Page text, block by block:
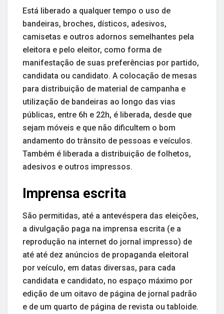
Está liberado a qualquer tempo o uso de
bandeiras, broches, dísticos, adesivos,
camisetas e outros adornos semelhantes pela
eleitora e pelo eleitor, como forma de
manifestação de suas preferências por partido,
candidata ou candidato. A colocação de mesas
para distribuição de material de campanha e
utilização de bandeiras ao longo das vias
públicas, entre 6h e 22h, é liberada, desde que
sejam móveis e que não dificultem o bom
andamento do trânsito de pessoas e veículos.
Também é liberada a distribuição de folhetos,
adesivos e outros impressos.
Imprensa escrita
São permitidas, até a antevéspera das eleições,
a divulgação paga na imprensa escrita (e a
reprodução na internet do jornal impresso) de
até até dez anúncios de propaganda eleitoral
por veículo, em datas diversas, para cada
candidata e candidato, no espaço máximo por
edição de um oitavo de página de jornal padrão
e de um quarto de página de revista ou tabloide.